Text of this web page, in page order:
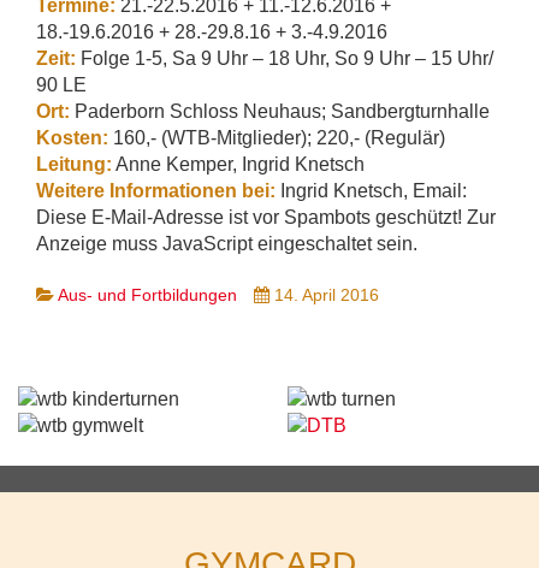
Termine: 21.-22.5.2016 + 11.-12.6.2016 +
18.-19.6.2016 + 28.-29.8.16 + 3.-4.9.2016
Zeit: Folge 1-5, Sa 9 Uhr – 18 Uhr, So 9 Uhr – 15 Uhr/
90 LE
Ort: Paderborn Schloss Neuhaus; Sandbergturnhalle
Kosten: 160,- (WTB-Mitglieder); 220,- (Regulär)
Leitung: Anne Kemper, Ingrid Knetsch
Weitere Informationen bei: Ingrid Knetsch, Email:
Diese E-Mail-Adresse ist vor Spambots geschützt! Zur
Anzeige muss JavaScript eingeschaltet sein.
Aus- und Fortbildungen 14. April 2016